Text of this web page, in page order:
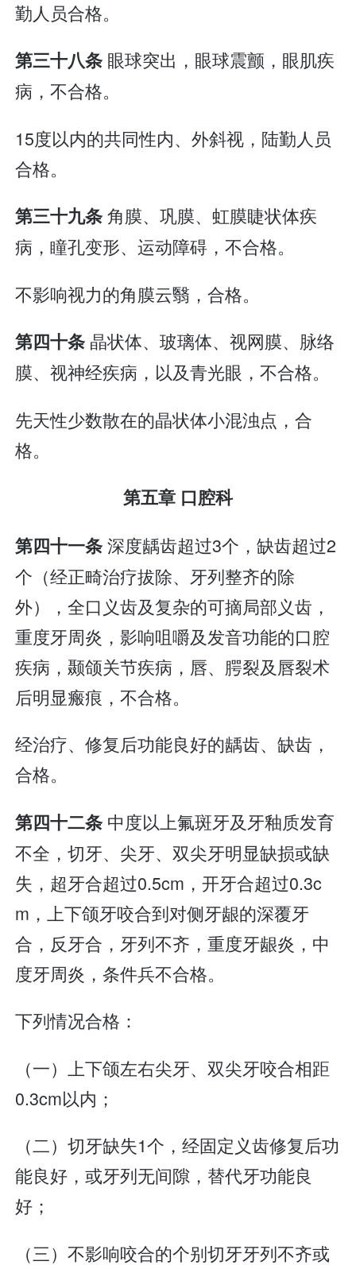
勤人员合格。
第三十八条 眼球突出，眼球震颤，眼肌疾
病，不合格。
15度以内的共同性内、外斜视，陆勤人员
合格。
第三十九条角膜、巩膜、虹膜睫状体疾
病，瞳孔变形、运动障碍，不合格。
不影响视力的角膜云翳，合格。
第四十条 晶状体、玻璃体、视网膜、脉络
膜、视神经疾病，以及青光眼，不合格。
先天性少数散在的晶状体小混浊点，合
格。
第五章 口腔科
第四十一条深度龋齿超过3个，缺齿超过2
个（经正畸治疗拔除、牙列整齐的除
外），全口义齿及复杂的可摘局部义齿，
重度牙周炎，影响咀嚼及发音功能的口腔
疾病，颞颌关节疾病，唇、腭裂及唇裂术
后明显瘢痕，不合格。
经治疗、修复后功能良好的龋齿、缺齿，
合格。
第四十二条 中度以上氟斑牙及牙釉质发育
不全，切牙、尖牙、双尖牙明显缺损或缺
失，超牙合超过0.5cm，开牙合超过0.3c
m，上下颌牙咬合到对侧牙龈的深覆牙
合，反牙合，牙列不齐，重度牙龈炎，中
度牙周炎，条件兵不合格。
下列情况合格：
（一）上下颌左右尖牙、双尖牙咬合相距
0.3cm以内；
（二）切牙缺失1个，经固定义齿修复后功
能良好，或牙列无间隙，替代牙功能良
好；
（三）不影响咬合的个别切牙牙列不齐或